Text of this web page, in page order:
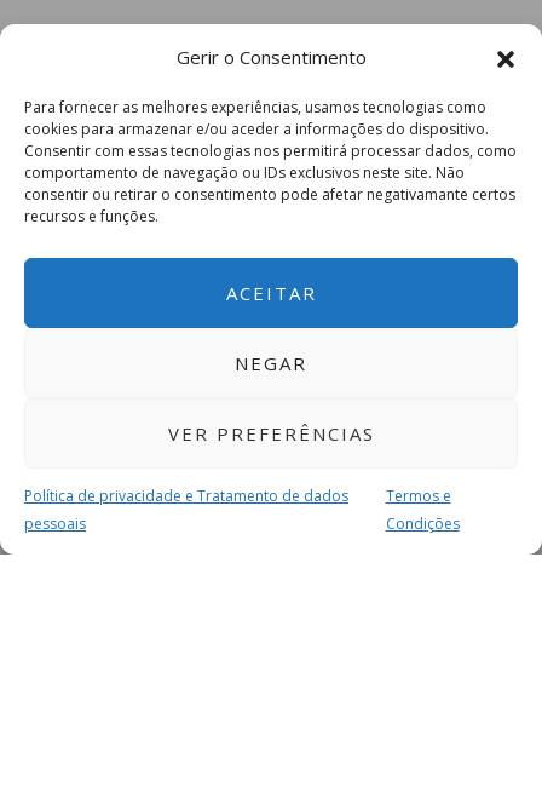
Gerir o Consentimento
Para fornecer as melhores experiências, usamos tecnologias como
cookies para armazenar e/ou aceder a informações do dispositivo.
Consentir com essas tecnologias nos permitirá processar dados, como
comportamento de navegação ou IDs exclusivos neste site. Não
consentir ou retirar o consentimento pode afetar negativamante certos
recursos e funções.
ACEITAR
NEGAR
VER PREFERÊNCIAS
Política de privacidade e Tratamento de dados
pessoais
Termos e
Condições